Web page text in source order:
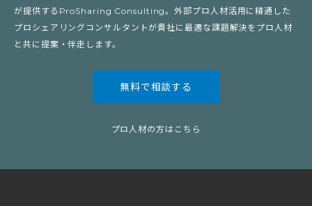
が提供するProSharing Consulting。外部プロ人材活用に精通した
プロシェアリングコンサルタントが貴社に最適な課題解決をプロ人材
と共に提案・伴走します。
無料で相談する
プロ人材の方はこちら